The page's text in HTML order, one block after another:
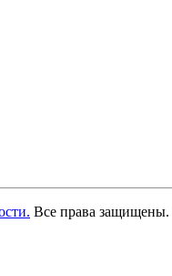
Все права защищены.